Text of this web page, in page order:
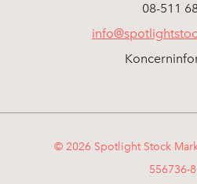
08-511
© 2026 Spotlight Stock
556736-